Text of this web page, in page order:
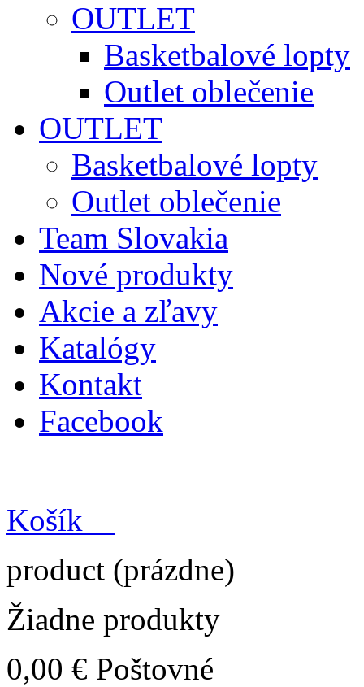
OUTLET
Basketbalové lopty
Outlet oblečenie
OUTLET
Basketbalové lopty
Outlet oblečenie
Team Slovakia
Nové produkty
Akcie a zľavy
Katalógy
Kontakt
Facebook
Košík
product (prázdne)
Žiadne produkty
0,00 € Poštovné